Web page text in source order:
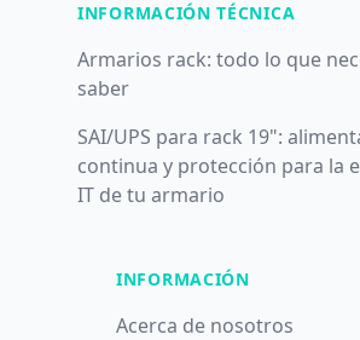
INFORMACIÓN TÉCNICA
Armarios rack: todo lo que
saber
SAI/UPS para rack 19":
continua y protección para la
IT de tu armario
INFORMACIÓN
Acerca de nosotros